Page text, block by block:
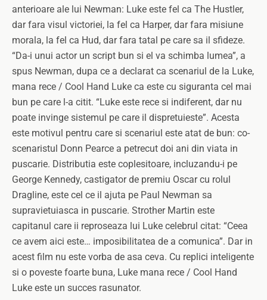
anterioare ale lui Newman: Luke este fel ca The Hustler,
dar fara visul victoriei, la fel ca Harper, dar fara misiune
morala, la fel ca Hud, dar fara tatal pe care sa il sfideze.
“Da-i unui actor un script bun si el va schimba lumea”, a
spus Newman, dupa ce a declarat ca scenariul de la Luke,
mana rece / Cool Hand Luke ca este cu siguranta cel mai
bun pe care l-a citit. “Luke este rece si indiferent, dar nu
poate invinge sistemul pe care il dispretuieste”. Acesta
este motivul pentru care si scenariul este atat de bun: co-
scenaristul Donn Pearce a petrecut doi ani din viata in
puscarie. Distributia este coplesitoare, incluzandu-i pe
George Kennedy, castigator de premiu Oscar cu rolul
Dragline, este cel ce il ajuta pe Paul Newman sa
supravietuiasca in puscarie. Strother Martin este
capitanul care ii reproseaza lui Luke celebrul citat: “Ceea
ce avem aici este… imposibilitatea de a comunica”. Dar in
acest film nu este vorba de asa ceva. Cu replici inteligente
si o poveste foarte buna, Luke mana rece / Cool Hand
Luke este un succes rasunator.